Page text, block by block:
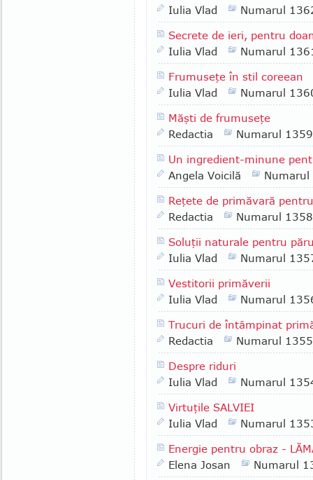
Iulia Vlad
Numarul
Secrete de ieri, pentru
Iulia Vlad
Numarul
Frumuseţe în stil coreean
Iulia Vlad
Numarul
Măşti de frumuseţe
Redactia
Numarul 1359
Un ingredient-minune
Angela Voicilă
Reţete de primăvară
Redactia
Numarul 1358
Soluţii naturale pentru
Iulia Vlad
Numarul
Vestitorii primăverii
Iulia Vlad
Numarul
Trucuri de întâmpinat
Redactia
Numarul 1355
Despre riduri
Iulia Vlad
Numarul
Virtuţile SALVIEI
Iulia Vlad
Numarul
Energie pentru obraz -
Elena Josan
Numarul